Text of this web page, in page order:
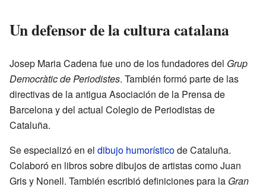
Un defensor de la cultura catalana
Josep Maria Cadena fue uno de los fundadores del Grup
Democràtic de Periodistes. También formó parte de las
directivas de la antigua Asociación de la Prensa de
Barcelona y del actual Colegio de Periodistas de
Cataluña.
Se especializó en el dibujo humorísticode Cataluña.
Colaboró en libros sobre dibujos de artistas como Juan
Gris y Nonell. También escribió definiciones para la Gran